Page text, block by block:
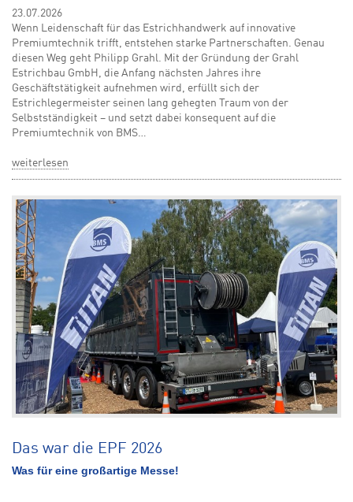
23.07.2026
Wenn Leidenschaft für das Estrichhandwerk auf innovative
Premiumtechnik trifft, entstehen starke Partnerschaften. Genau
diesen Weg geht Philipp Grahl. Mit der Gründung der Grahl
Estrichbau GmbH, die Anfang nächsten Jahres ihre
Geschäftstätigkeit aufnehmen wird, erfüllt sich der
Estrichlegermeister seinen lang gehegten Traum von der
Selbstständigkeit – und setzt dabei konsequent auf die
Premiumtechnik von BMS…
weiterlesen
Das war die EPF 2026
Was für eine großartige Messe!